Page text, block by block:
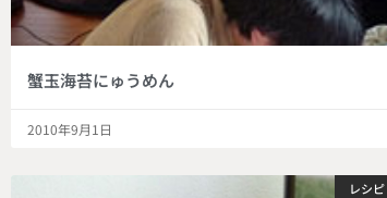
蟹玉海苔にゅうめん
2010年9月1日
レシピ